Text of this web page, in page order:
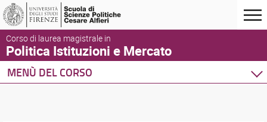
Corso di laurea magistrale in
Politica Istituzioni e Mercato
MENÙ DEL CORSO